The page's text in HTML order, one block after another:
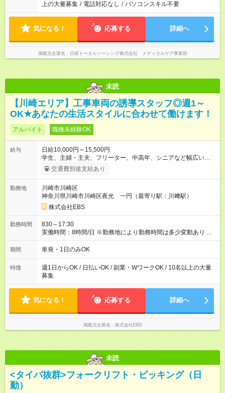
上の大量募集 / 電話対応なし / パソコンスキル不要
気になる！ 応募する 詳細へ
掲載元企業名 日研トータルソーシング株式会社 メディカルケア事業部
未読
【川崎エリア】工事車両の誘導スタッフ◎週1～
OK★あなたの生活スタイルに合わせて働けます！
アルバイト 職種未経験OK
給与
日給10,000円～15,500円
学生、主婦・主夫、フリーター、中高年、シニアなど幅広い世
代が活躍中！ 意欲が強い方々が得意を生かして、年齢を問わず
キャリアアップしています！ ◆スタートダッシュに 入社祝金最
支給！ ＜月収例＞ 日給10，000円×22日間＝22万円 ◆昇給あり
資格取得も応援しています♪資格取得費用すべて弊社がお出しし
ます♪ ◆交通費「全額」支給 公共交通機関を利用の履歴を提出
で、交通費全額支給！ 自動車通勤・バイク通勤もOK ◆日当保証
たとえ仕事が1時間で終わっても 日当は全額お支払いします！ ◆
制服貸与 制服は全て無償で貸し出します。保証金は一切いただ
交通費別途支給あり
勤務地
川崎市川崎区
神奈川県川崎市川崎区夜光 一円（最寄り駅：川﨑駅）
株式会社EBS
勤務時間
830～17:30
実働時間：8時間/日 ※勤務地により勤務時間は多少変動あり ◆希
望のシフトで働ける！ 希望の勤務日数がありましたらご相談下
さい。 週1日、月1日～の勤務OKです 夜勤・深夜・早朝のお仕
期間 単発・1日のみOK
特徴
週1日からOK / 日払いOK / 副業・WワークOK / 10名以上の大量
募集
気になる！ 応募する 詳細へ
掲載元企業名 株式会社EBS
未読
<タイパ抜群>フォークリフト・ピッキング（日
勤）